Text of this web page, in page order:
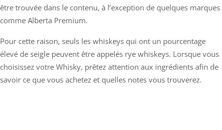
être trouvée dans le contenu, à l’exception de quelques marques
comme Alberta Premium.
Pour cette raison, seuls les whiskeys qui ont un pourcentage
élevé de seigle peuvent être appelés rye whiskeys. Lorsque vous
choisissez votre Whisky, prêtez attention aux ingrédients afin de
savoir ce que vous achetez et quelles notes vous trouverez.